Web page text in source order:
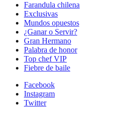
Farandula chilena
Exclusivas
Mundos opuestos
¿Ganar o Servir?
Gran Hermano
Palabra de honor
Top chef VIP
Fiebre de baile
Facebook
Instagram
Twitter